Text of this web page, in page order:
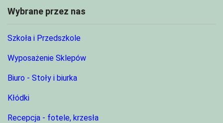
Wybrane przez nas
Szkoła i Przedszkole
Wyposażenie Sklepów
Biuro - Stoły i biurka
Kłódki
Recepcja - fotele, krzesła